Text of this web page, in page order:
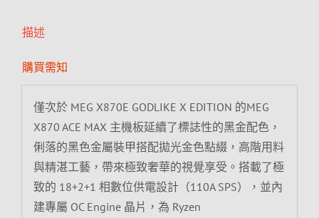
描述
購買需知
僅次於 MEG X870E GODLIKE X EDITION 的MEG
X870 ACE MAX 主機板延續了標誌性的黑金配色，
俐落的黑色金屬裝甲搭配拋光金色點綴，高階用料
與精湛工藝，帶來極致奢華的視覺享受。搭載了極
致的 18+2+1 相數位供電設計（110A SPS），並內
建專屬 OC Engine 晶片，為 Ryzen